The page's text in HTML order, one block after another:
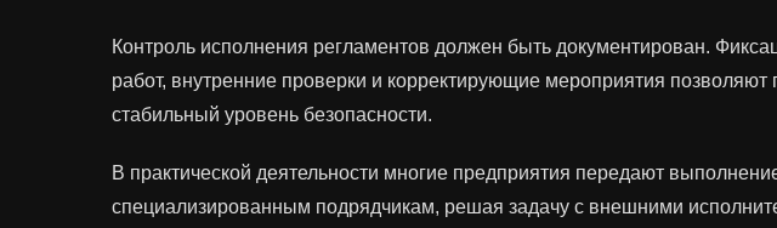
Контроль исполнения регламентов должен быть документирован.
работ, внутренние проверки и корректирующие мероприятия позволяют
стабильный уровень безопасности.
В практической деятельности многие предприятия передают
специализированным подрядчикам, решая задачу с внешними